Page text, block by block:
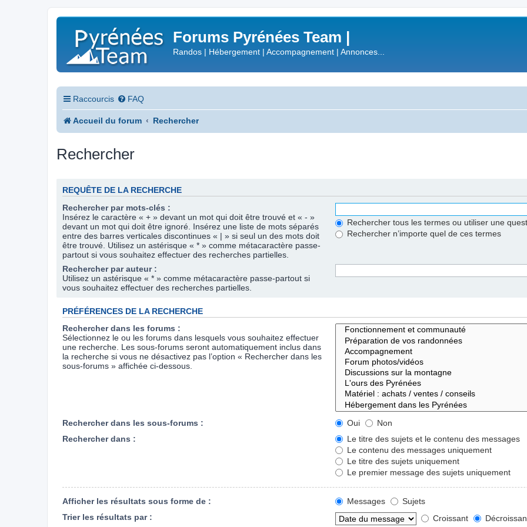
Forums Pyrénées Team |
Randos | Hébergement | Accompagnement | Annonces...
Raccourcis FAQ
Accueil du forum Rechercher
Rechercher
REQUÊTE DE LA RECHERCHE
Rechercher par mots-clés :
Insérez le caractère « + » devant un mot qui doit être trouvé et « - »
devant un mot qui doit être ignoré. Insérez une liste de mots séparés
entre des barres verticales discontinues « | » si seul un des mots doit
être trouvé. Utilisez un astérisque « * » comme métacaractère passe-
partout si vous souhaitez effectuer des recherches partielles.
Rechercher tous les termes ou utiliser une
Rechercher n’importe quel de ces termes
Rechercher par auteur :
Utilisez un astérisque « * » comme métacaractère passe-partout si
vous souhaitez effectuer des recherches partielles.
PRÉFÉRENCES DE LA RECHERCHE
Rechercher dans les forums :
Sélectionnez le ou les forums dans lesquels vous souhaitez effectuer
une recherche. Les sous-forums seront automatiquement inclus dans
la recherche si vous ne désactivez pas l’option « Rechercher dans les
sous-forums » affichée ci-dessous.
Rechercher dans les sous-forums : Oui
Non
Rechercher dans :
Le titre des sujets et le contenu des messages
Le contenu des messages uniquement
Le titre des sujets uniquement
Le premier message des sujets uniquement
Afficher les résultats sous forme de : Messages
Sujets
Trier les résultats par :
Croissant